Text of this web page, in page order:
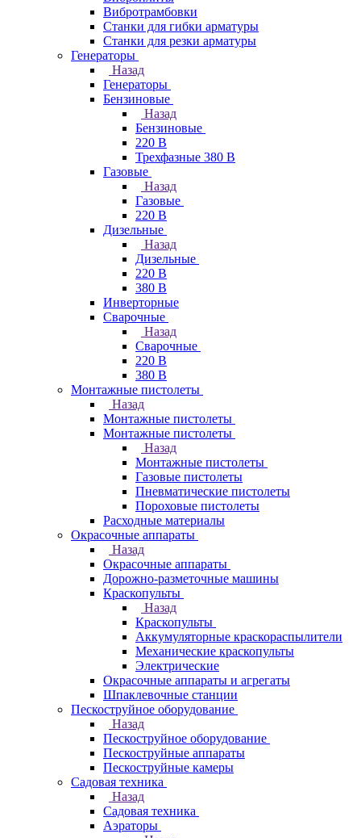
Вибротрамбовки
Станки для гибки арматуры
Станки для резки арматуры
Генераторы
Назад
Генераторы
Бензиновые
Назад
Бензиновые
220 В
Трехфазные 380 В
Газовые
Назад
Газовые
220 В
Дизельные
Назад
Дизельные
220 В
380 В
Инверторные
Сварочные
Назад
Сварочные
220 В
380 В
Монтажные пистолеты
Назад
Монтажные пистолеты
Монтажные пистолеты
Назад
Монтажные пистолеты
Газовые пистолеты
Пневматические пистолеты
Пороховые пистолеты
Расходные материалы
Окрасочные аппараты
Назад
Окрасочные аппараты
Дорожно-разметочные машины
Краскопульты
Назад
Краскопульты
Аккумуляторные краскораспылители
Механические краскопульты
Электрические
Окрасочные аппараты и агрегаты
Шпаклевочные станции
Пескоструйное оборудование
Назад
Пескоструйное оборудование
Пескоструйные аппараты
Пескоструйные камеры
Садовая техника
Назад
Садовая техника
Аэраторы